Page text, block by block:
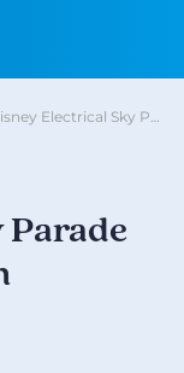
Electrical Sky Parade krijgt een griezelig en feestelijk tintje
Parade